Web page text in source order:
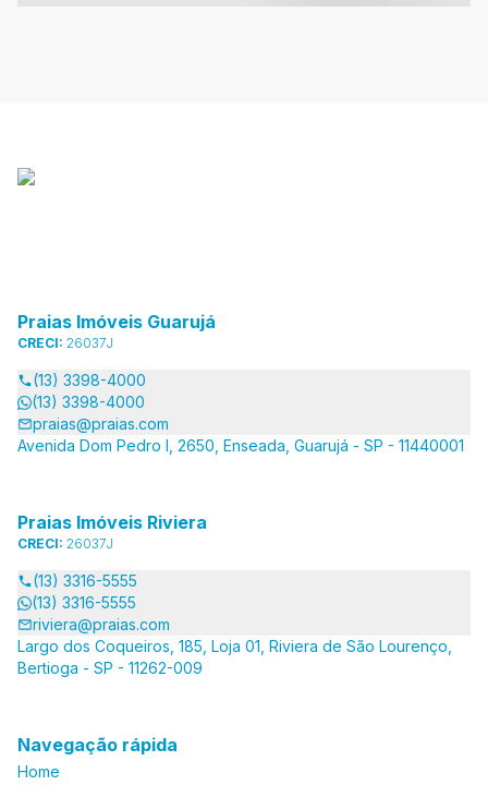
Praias Imóveis Guarujá
CRECI: 26037J
(13) 3398-4000
(13) 3398-4000
praias@praias.com
Avenida Dom Pedro I, 2650, Enseada, Guarujá - SP - 11440001
Praias Imóveis Riviera
CRECI: 26037J
(13) 3316-5555
(13) 3316-5555
riviera@praias.com
Largo dos Coqueiros, 185, Loja 01, Riviera de São Lourenço,
Bertioga - SP - 11262-009
Navegação rápida
Home